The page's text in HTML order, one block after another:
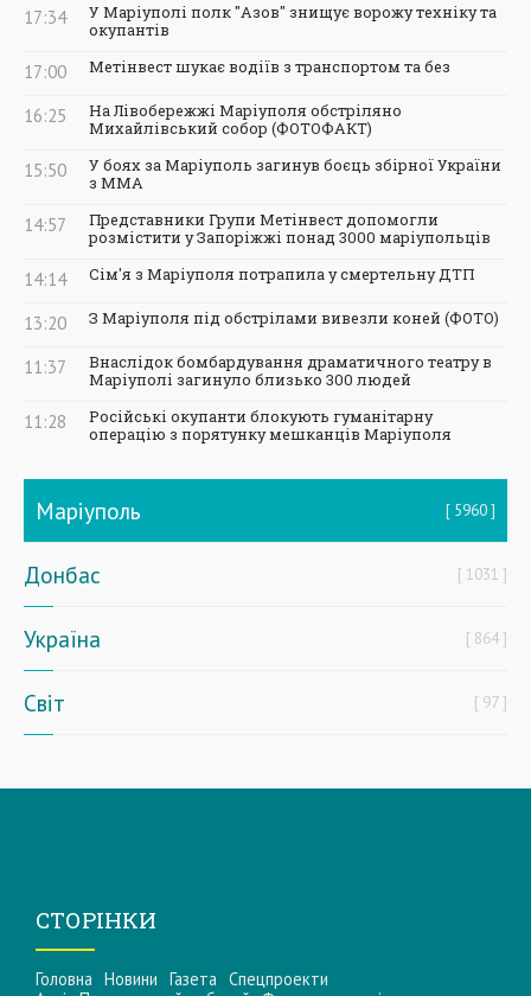
17:34
У Маріуполі полк "Азов" знищує ворожу техніку та
окупантів
17:00 Метінвест шукає водіїв з транспортом та без
16:25
На Лівобережжі Маріуполя обстріляно
Михайлівський собор (ФОТОФАКТ)
15:50
У боях за Маріуполь загинув боєць збірної України
з ММА
14:57
Представники Групи Метінвест допомогли
розмістити у Запоріжжі понад 3000 маріупольців
14:14 Сім'я з Маріуполя потрапила у смертельну ДТП
13:20 З Маріуполя під обстрілами вивезли коней (ФОТО)
11:37
Внаслідок бомбардування драматичного театру в
Маріуполі загинуло близько 300 людей
11:28
Російські окупанти блокують гуманітарну
операцію з порятунку мешканців Маріуполя
Маріуполь 5960
Донбас 1031
Україна 864
Світ 97
СТОРІНКИ
Головна Новини Газета Спецпроекти